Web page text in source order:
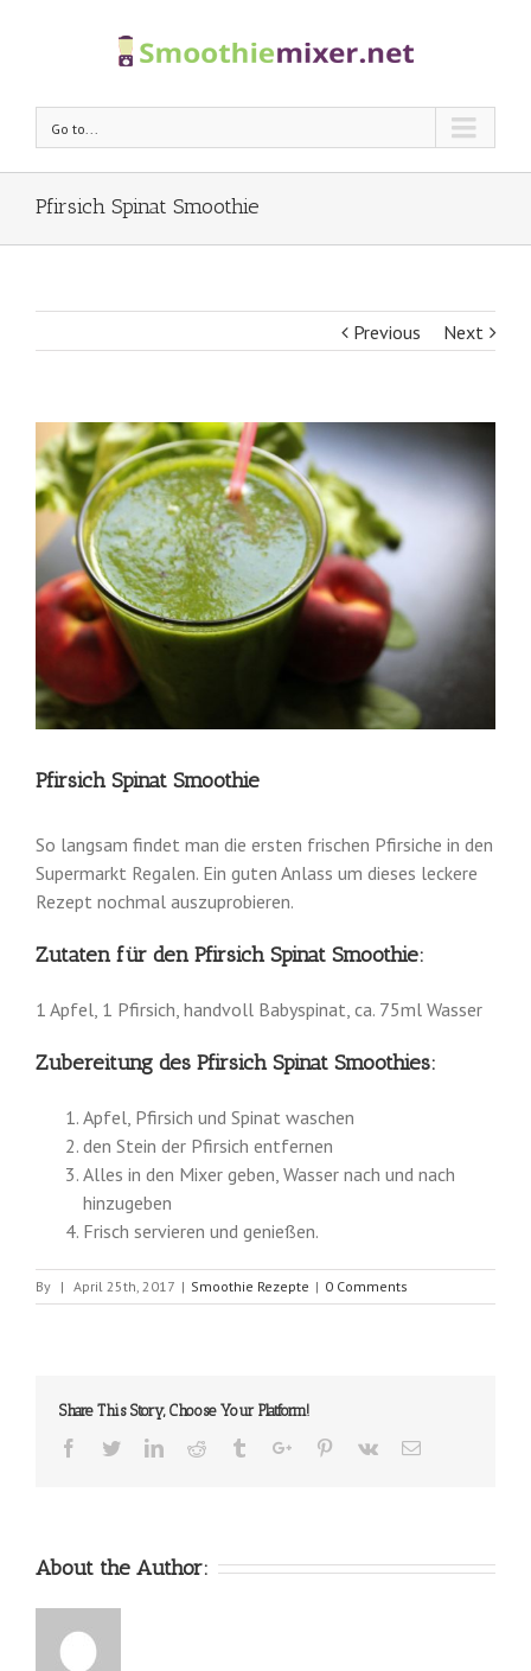
Go to...
Pfirsich Spinat Smoothie
Previous Next
View
Larger
Image
Pfirsich Spinat Smoothie
So langsam findet man die ersten frischen Pfirsiche in den
Supermarkt Regalen. Ein guten Anlass um dieses leckere
Rezept nochmal auszuprobieren.
Zutaten für den Pfirsich Spinat Smoothie:
1 Apfel, 1 Pfirsich, handvoll Babyspinat, ca. 75ml Wasser
Zubereitung des Pfirsich Spinat Smoothies:
Apfel, Pfirsich und Spinat waschen
den Stein der Pfirsich entfernen
Alles in den Mixer geben, Wasser nach und nach
hinzugeben
Frisch servieren und genießen.
By | April 25th, 2017 | Smoothie Rezepte | 0 Comments
Share This Story, Choose Your Platform!
Facebook
TwitterLinkedinReddit TumblrGoogle+Pinterest
Vk Email
About the Author: